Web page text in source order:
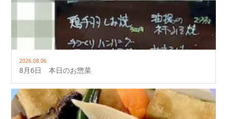
2026.08.06
8月6日 本日のお惣菜